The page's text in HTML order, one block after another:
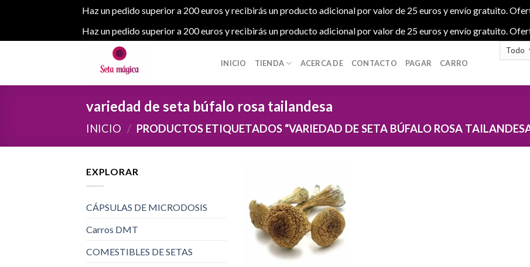
Haz un pedido superior a 200 euros y recibirás un producto adicional por valor de 25 euros y envío gratuito.
Haz un pedido superior a 200 euros y recibirás un producto adicional por valor de 25 euros y envío gratuito.
INICIO TIENDA ACERCA DE CONTACTO PAGAR CARRO
variedad de seta búfalo rosa tailandesa
INICIO / PRODUCTOS ETIQUETADOS “VARIEDAD DE SETA BÚFALO ROSA
EXPLORAR
CÁPSULAS DE MICRODOSIS
Carros DMT
COMESTIBLES DE SETAS
Add to
wishlist